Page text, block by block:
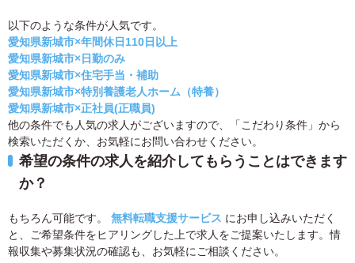
以下のような条件が人気です。
愛知県新城市×年間休日110日以上
愛知県新城市×日勤のみ
愛知県新城市×住宅手当・補助
愛知県新城市×特別養護老人ホーム（特養）
愛知県新城市×正社員(正職員)
他の条件でも人気の求人がございますので、「こだわり条件」から
検索いただくか、お気軽にお問い合わせください。
希望の条件の求人を紹介してもらうことはできます
か？
もちろん可能です。 無料転職支援サービス にお申し込みいただく
と、ご希望条件をヒアリングした上で求人をご提案いたします。情
報収集や募集状況の確認も、お気軽にご相談ください。